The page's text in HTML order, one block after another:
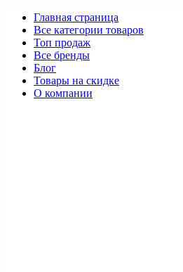
Главная страница
Все категории товаров
Топ продаж
Все бренды
Блог
Товары на скидке
О компании